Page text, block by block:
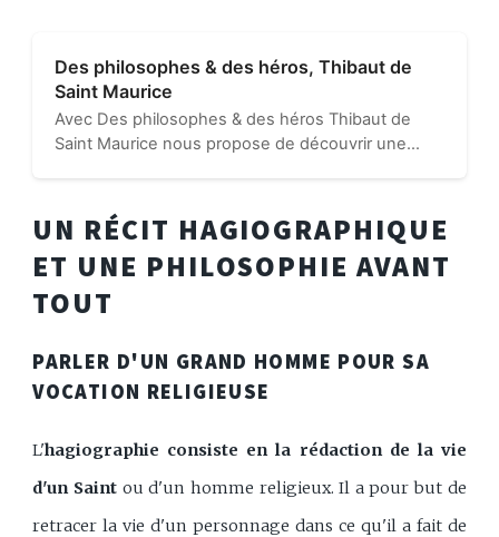
Des philosophes & des héros, Thibaut de
Saint Maurice
Avec Des philosophes & des héros Thibaut de
Saint Maurice nous propose de découvrir une
UN RÉCIT HAGIOGRAPHIQUE
ET UNE PHILOSOPHIE AVANT
TOUT
PARLER D'UN GRAND HOMME POUR SA
VOCATION RELIGIEUSE
L'hagiographie consiste en la rédaction de la vie
d'un Saintou d'un homme religieux. Il a pour but de
retracer la vie d'un personnage dans ce qu'il a fait de